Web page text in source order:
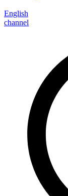
English
channel